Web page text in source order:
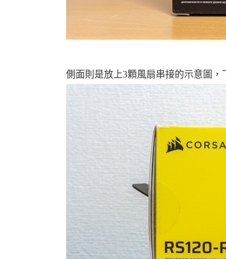
側面則是放上3顆風扇串接的示意圖